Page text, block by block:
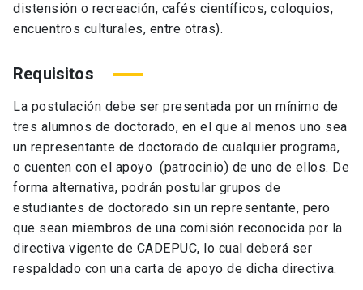
distensión o recreación, cafés científicos, coloquios,
encuentros culturales, entre otras).
Requisitos
La postulación debe ser presentada por un mínimo de
tres alumnos de doctorado, en el que al menos uno sea
un representante de doctorado de cualquier programa,
o cuenten con el apoyo (patrocinio) de uno de ellos. De
forma alternativa, podrán postular grupos de
estudiantes de doctorado sin un representante, pero
que sean miembros de una comisión reconocida por la
directiva vigente de CADEPUC, lo cual deberá ser
respaldado con una carta de apoyo de dicha directiva.